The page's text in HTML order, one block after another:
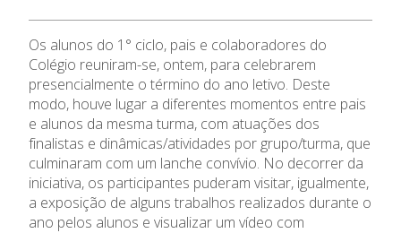
Instalações
Ofertas de emprego
Regulamentos
Jornal “O Coreto”
Privacidade
Atividades de Interrupção
Letiva
Academia de Línguas
Termalismo
Curso de Técnico/a de Apoio
à Família e à Comunidade
Ofertas de Emprego
de Educação
SIGE
Secretariado de Exames
Os alunos do 1° ciclo, pais e colaboradores do
Colégio reuniram-se, ontem, para celebrarem
presencialmente o término do ano letivo. Deste
modo, houve lugar a diferentes momentos entre pais
e alunos da mesma turma, com atuações dos
finalistas e dinâmicas/atividades por grupo/turma, que
culminaram com um lanche convívio. No decorrer da
iniciativa, os participantes puderam visitar, igualmente,
a exposição de alguns trabalhos realizados durante o
ano pelos alunos e visualizar um vídeo com